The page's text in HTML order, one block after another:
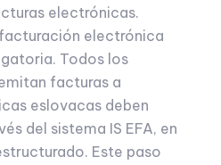
electrónicas.
electrónica
Todos los
facturas a
eslovacas deben
del sistema IS EFA, en
Este paso